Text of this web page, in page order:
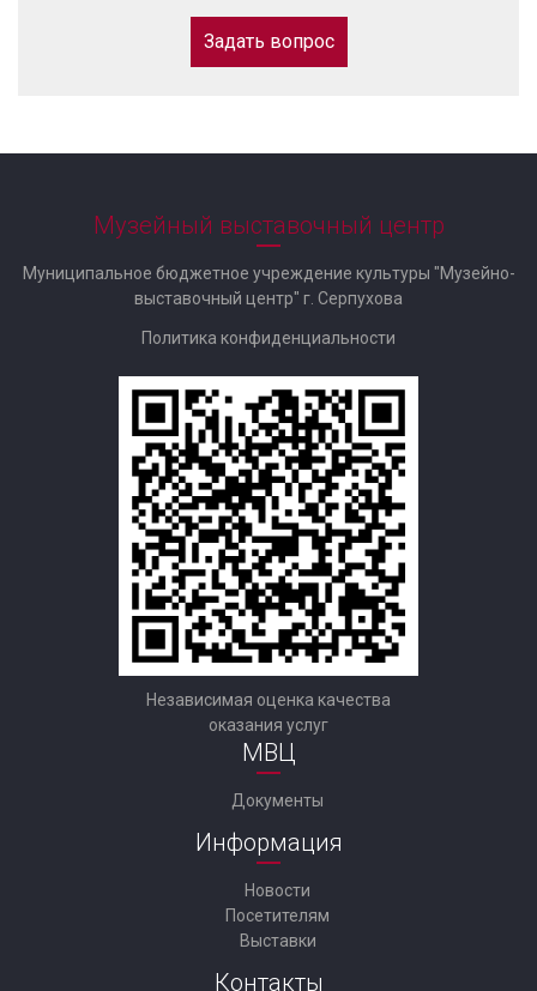
Задать вопрос
Музейный выставочный центр
Муниципальное бюджетное учреждение культуры "Музейно-
выставочный центр" г. Серпухова
Политика конфиденциальности
Независимая оценка качества
оказания услуг
МВЦ
Документы
Информация
Новости
Посетителям
Выставки
Контакты